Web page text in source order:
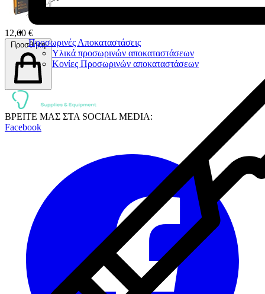
Προσωρινές Αποκαταστάσεις
Υλικά προσωρινών αποκαταστάσεων
Κονίες Προσωρινών αποκαταστάσεων
12,60 €
Προσθήκη
ΒΡΕΙΤΕ ΜΑΣ ΣΤΑ SOCIAL MEDIA:
Facebook